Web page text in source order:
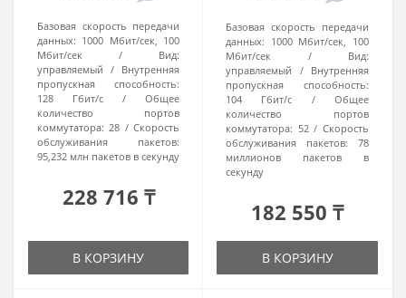
Базовая скорость передачи
данных: 1000 Мбит/сек, 100
Мбит/сек
Вид:
управляемый
Внутренняя
пропускная способность:
128 Гбит/с
Общее
количество портов
коммутатора: 28
Скорость
обслуживания пакетов:
95,232 млн пакетов в секунду
228 716 ₸
В КОРЗИНУ
Базовая скорость передачи
данных: 1000 Мбит/сек, 100
Мбит/сек
Вид:
управляемый
Внутренняя
пропускная способность:
104 Гбит/с
Общее
количество портов
коммутатора: 52
Скорость
обслуживания пакетов:
78
миллионов пакетов в
секунду
182 550 ₸
В КОРЗИНУ